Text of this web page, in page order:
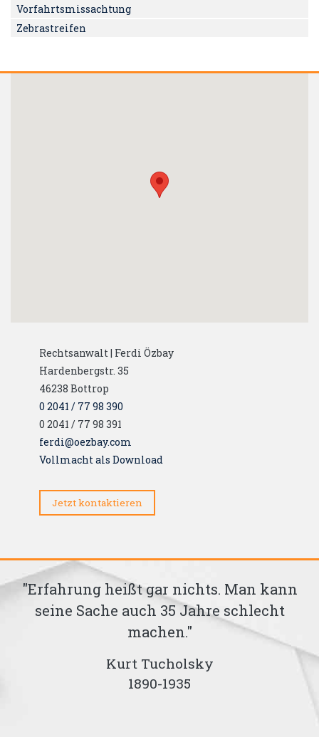
Vorfahrtsmissachtung
Zebrastreifen
Rechtsanwalt | Ferdi Özbay
Hardenbergstr. 35
46238 Bottrop
0 2041 / 77 98 390
0 2041 / 77 98 391
ferdi@oezbay.com
Vollmacht als Download
Jetzt kontaktieren
heißt gar nichts. Man kann
Sache auch 35 Jahre schlecht
Kurt Tucholsky
"Nichts
der